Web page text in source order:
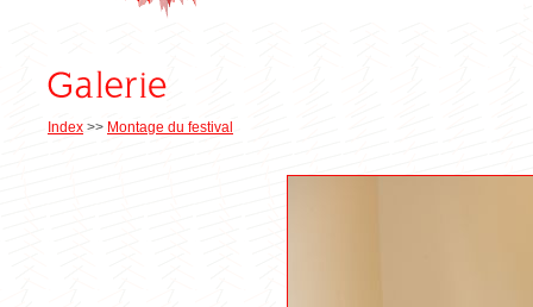
Index >> Montage du festival